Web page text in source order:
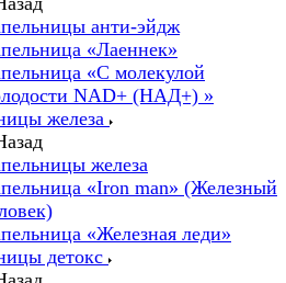
анти-эйдж
«Лаеннек»
«С молекулой
NAD+ (НАД+) »
железа
железа
«Iron man» (Железный
«Железная леди»
детокс